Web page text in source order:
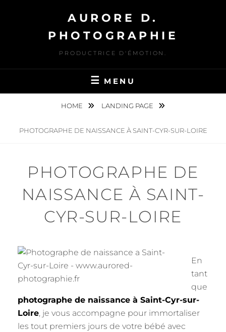
AURORE D.
PHOTOGRAPHIE
PRODUCTRICE D'ÉMOTION.
MENU
HOME LANDING PAGE
PHOTOGRAPHE DE NAISSANCE À SAINT-CYR-SUR-LOIRE
PHOTOGRAPHE DE
NAISSANCE À SAINT-
CYR-SUR-LOIRE
En
tant
que
photographe de naissance à Saint-Cyr-sur-
Loire, je vous accompagne pour immortaliser
les tout premiers jours de votre bébé avec